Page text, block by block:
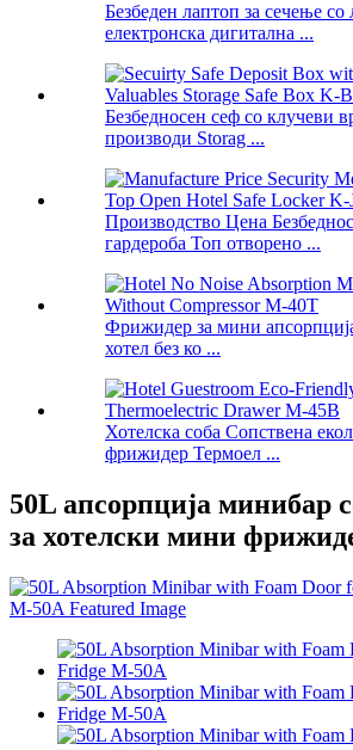
Безбеден лаптоп за сечење со
електронска дигитална ...
Безбедносен сеф со клучеви
производи Storag ...
Производство Цена
гардероба Топ отворено ...
Фрижидер за мини
хотел без ко ...
Хотелска соба Сопствена
фрижидер Термоел ...
50L апсорпција минибар
за хотелски мини